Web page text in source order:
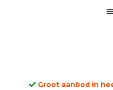
Groot aanbod in